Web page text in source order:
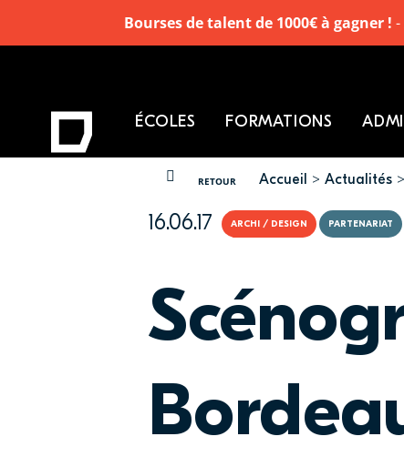
RETOUR
VOUS ÊTES ICI Accueil Actualités
16.06.17 ARCHI / DESIGN PARTENARIAT
ÉCOLES FORMATIONS
Bourses de talent de 1000€ à gagner !